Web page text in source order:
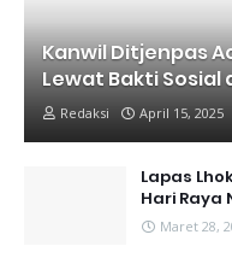
Kanwil Ditjenpas
Lewat Bakti Sosial
Redaksi April 15, 2025
Lapas
Hari Raya
Maret 28,